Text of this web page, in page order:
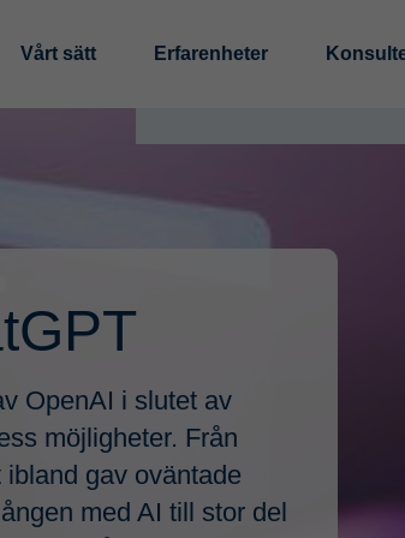
Digitalisering och
EPD
Cirkulär
Tillverkningsindustri
Offentlig sektor
Vårt sätt Erfarenheter
OpenAI i slutet av
möjligheter. Från
gav oväntade
med AI till stor del